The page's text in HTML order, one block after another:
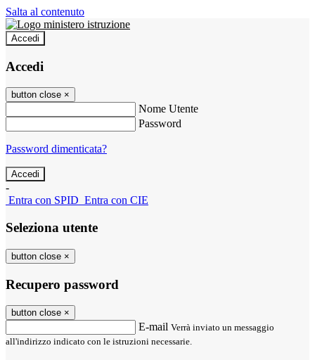
Salta al contenuto
Accedi
Accedi
button close ×
Nome Utente
Password
Password dimenticata?
-
Entra con SPID Entra con CIE
Seleziona utente
button close ×
Recupero password
button close ×
E-mail Verrà inviato un messaggio
all'indirizzo indicato con le istruzioni necessarie.